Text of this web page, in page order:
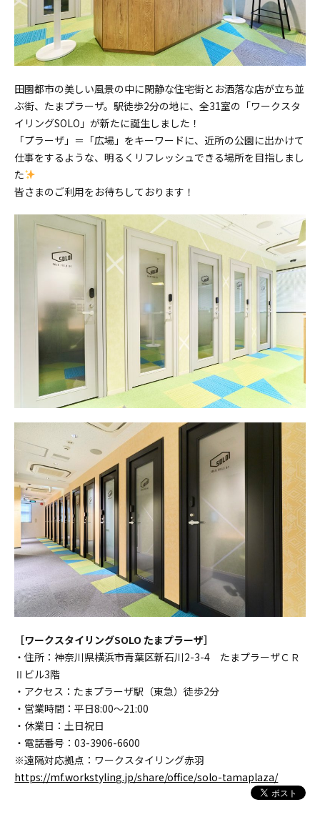
田園都市の美しい風景の中に閑静な住宅街とお洒落な店が立ち並
ぶ街、たまプラーザ。駅徒歩2分の地に、全31室の「ワークスタ
イリングSOLO」が新たに誕生しました！
「プラーザ」＝「広場」をキーワードに、近所の公園に出かけて
仕事をするような、明るくリフレッシュできる場所を目指しまし
た
皆さまのご利用をお待ちしております！
［ワークスタイリングSOLO たまプラーザ］
・住所：神奈川県横浜市青葉区新石川2-3-4 たまプラーザＣＲ
Ⅱビル3階
・アクセス：たまプラーザ駅（東急）徒歩2分
・営業時間：平日8:00〜21:00
・休業日：土日祝日
・電話番号：03-3906-6600
※遠隔対応拠点：ワークスタイリング赤羽
https://mf.workstyling.jp/share/office/solo-tamaplaza/